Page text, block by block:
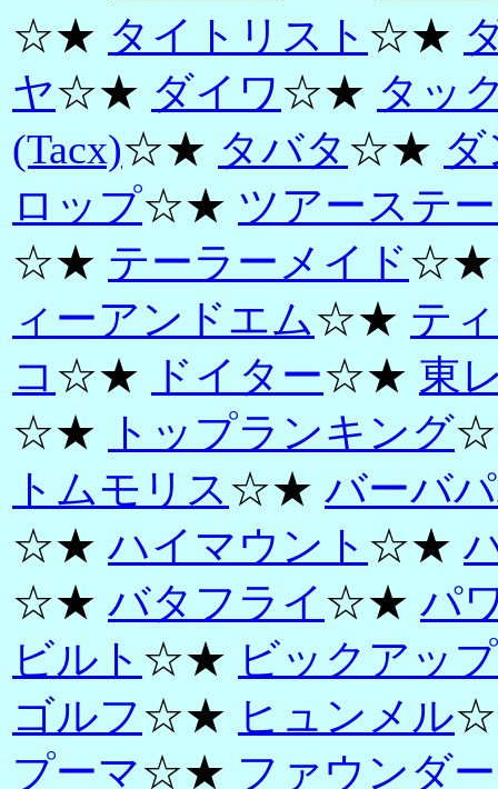
☆★ タイトリスト ☆★
ヤ☆★ ダイワ☆★ タッ
(Tacx)☆★ タバタ ☆★
ロップ☆★ ツアーステ
☆★ テーラーメイド
ィーアンドエム☆★ テ
コ ☆★ ドイター☆★ 東
☆★
トップランキング
トムモリス☆★ バーバ
☆★ハイマウント ☆★
☆★ バタフライ ☆★ パ
ビルト ☆★ ビックアッ
ゴルフ☆★ ヒュンメル
プーマ☆★ ファウンダ